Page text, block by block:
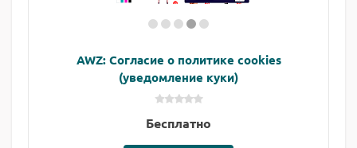
AWZ: Согласие о политике cookies
(уведомление куки)
Бесплатно